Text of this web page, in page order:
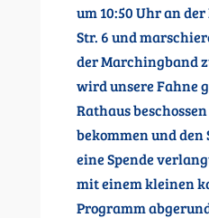
um 10:50 Uhr an
Str. 6 und
der Marchingband
wird unsere Fahne
Rathaus
bekommen und den
eine Spende
mit einem kleinen
Programm